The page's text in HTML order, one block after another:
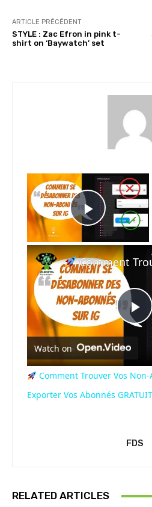
ARTICLE PRÉCÉDENT
STYLE : Zac Efron in pink t-
shirt on ‘Baywatch’ set
Play
Comment Trouver Vos Non-Abonnés Instagram & Exporter Vos Abonnés
Watch on
Comment Trouver Vos
Exporter Vos Abonnés
FDS
RELATED ARTICLES